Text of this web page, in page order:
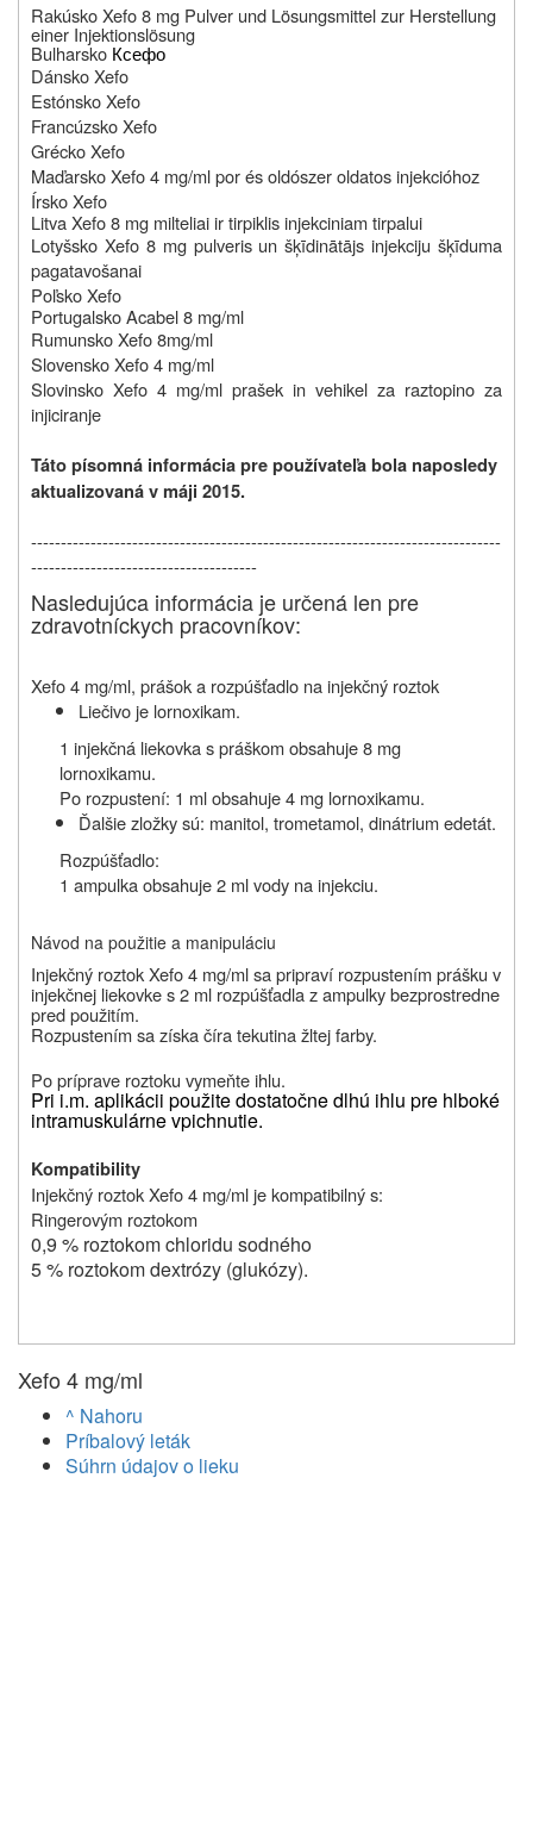
RakúskoXefo 8 mg Pulver und Lösungsmittel zur Herstellung
einer Injektionslösung
Bulharsko Ксефо
Dánsko Xefo
Estónsko Xefo
Francúzsko Xefo
Grécko Xefo
MaďarskoXefo 4 mg/ml por és oldószer oldatos injekcióhoz
Írsko Xefo
LitvaXefo 8 mg milteliai ir tirpiklis injekciniam tirpalui
Lotyšsko Xefo 8 mg pulveris un šķīdinātājs injekciju šķīduma
pagatavošanai
Poľsko Xefo
PortugalskoAcabel 8 mg/ml
RumunskoXefo 8mg/ml
Slovensko Xefo4 mg/ml
Slovinsko Xefo 4 mg/ml prašek in vehikel za raztopino za
injiciranje
Táto písomná informácia pre používateľa bola naposledy
aktualizovaná v máji 2015.
-------------------------------------------------------------------------------
--------------------------------------
Nasledujúca informácia je určená len pre
zdravotníckych pracovníkov:
Xefo 4 mg/ml, prášok a rozpúšťadlo na injekčný roztok
Liečivo je lornoxikam.
1 injekčná liekovka s práškom obsahuje 8 mg
lornoxikamu.
Po rozpustení: 1 ml obsahuje 4 mg lornoxikamu.
Ďalšie zložky sú: manitol, trometamol, dinátrium edetát.
Rozpúšťadlo:
1 ampulka obsahuje 2 ml vody na injekciu.
Návod na použitie a manipuláciu
Injekčný roztok Xefo 4 mg/ml sa pripraví rozpustením prášku v
injekčnej liekovke s 2 ml rozpúšťadla z ampulky bezprostredne
pred použitím.
Rozpustením sa získa číra tekutina žltej farby.
Po príprave roztoku vymeňte ihlu.
Pri i.m. aplikácii použite dostatočne dlhú ihlu pre hlboké
intramuskulárne vpichnutie.
Kompatibility
Injekčný roztok Xefo 4 mg/ml je kompatibilný s:
Ringerovým roztokom
0,9 % roztokom chloridu sodného
5 % roztokom dextrózy (glukózy).
Xefo 4 mg/ml
^ Nahoru
Príbalový leták
Súhrn údajov o lieku